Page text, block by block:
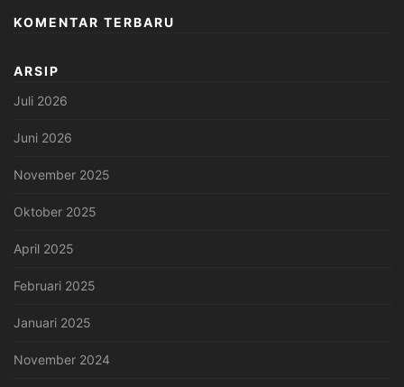
KOMENTAR TERBARU
ARSIP
Juli 2026
Juni 2026
November 2025
Oktober 2025
April 2025
Februari 2025
Januari 2025
November 2024